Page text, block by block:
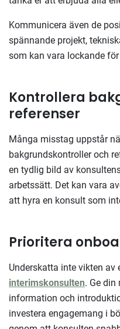
Kommunicera även de
spännande projekt,
som kan vara lockande
Kontrollera
referenser
Många misstag uppstår
bakgrundskontroller och
en tydlig bild av
arbetssätt. Det kan vara
att hyra en konsult som
Prioritera
Underskatta inte vikten av
interimskonsulten. Ge
information och
investera engagemang i